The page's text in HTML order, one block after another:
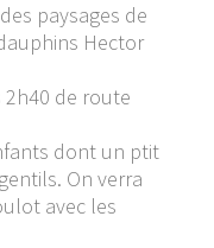
paysages de
Hector
de route
dont un ptit
On verra
avec les